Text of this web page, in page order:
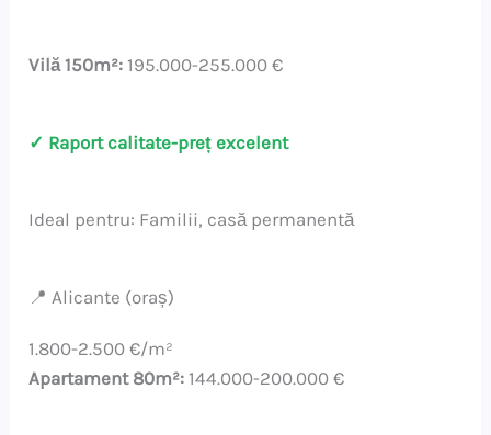
Vilă 150m²: 195.000-255.000 €
✓ Raport calitate-preț excelent
Ideal pentru: Familii, casă permanentă
📍 Alicante (oraș)
1.800-2.500 €/m²
Apartament 80m²: 144.000-200.000 €